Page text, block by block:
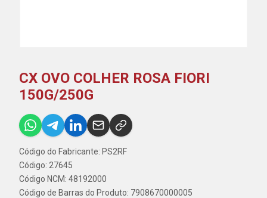
CX OVO COLHER ROSA FIORI
150G/250G
Código do Fabricante: PS2RF
Código: 27645
Código NCM: 48192000
Código de Barras do Produto: 7908670000005